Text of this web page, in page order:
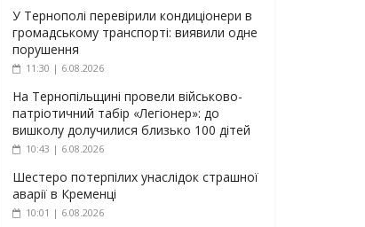
У Тернополі перевірили кондиціонери в
громадському транспорті: виявили одне
порушення
11:30 | 6.08.2026
На Тернопільщині провели військово-
патріотичний табір «Легіонер»: до
вишколу долучилися близько 100 дітей
10:43 | 6.08.2026
Шестеро потерпілих унаслідок страшної
аварії в Кременці
10:01 | 6.08.2026